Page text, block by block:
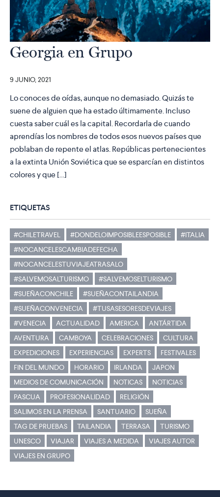
Georgia en Grupo
9 JUNIO, 2021
Lo conoces de oídas, aunque no demasiado. Quizás te
suene de alguien que ha estado últimamente. Incluso
cuesta saber cuál es la capital. Recordarla de cuando
aprendías los nombres de todos esos nuevos países que
poblaban de repente el atlas. Repúblicas pertenecientes
a la extinta Unión Soviética que se esparcían en distintos
colores y que […]
ETIQUETAS
#CHILETRAVEL #DONDELOIMPOSIBLEESPOSIBLE
#ITALIA
#NOCANCELESCAMBIADEFECHA
#NOCANCELESTUVIAJEATRASALO
#SALVEMOSALTURISMO
#SALVEMOSELTURISMO
#SUEÑACONCHILE
#SUEÑACONTAILANDIA
#SUEÑACONVENECIA
#TUSASESORESDEVIAJES
#VENECIA
ACTUALIDAD AMERICA
ANTÁRTIDA
AVENTURA
CAMBOYA CELEBRACIONES
CULTURA
EXPEDICIONES
EXPERIENCIAS EXPERTS
FESTIVALES
FIN DEL MUNDO
HORARIO IRLANDA
JAPON
MEDIOS DE COMUNICACIÓN
NOTICAS
NOTICIAS
PASCUA
PROFESIONALIDAD
RELIGIÓN
SALIMOS EN LA PRENSA
SANTUARIO
SUEÑA
TAG DE PRUEBAS
TAILANDIA TERRASA
TURISMO
UNESCO
VIAJAR VIAJES A MEDIDA
VIAJES AUTOR
VIAJES EN GRUPO